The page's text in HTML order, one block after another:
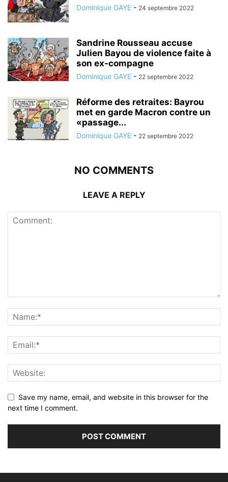
Dominique GAYE - 24 septembre 2022
Sandrine Rousseau accuse
Julien Bayou de violence faite à
son ex-compagne
Dominique GAYE - 22 septembre 2022
Réforme des retraites: Bayrou
met en garde Macron contre un
«passage...
Dominique GAYE - 22 septembre 2022
NO COMMENTS
LEAVE A REPLY
Save my name, email, and website in this browser for the
next time I comment.